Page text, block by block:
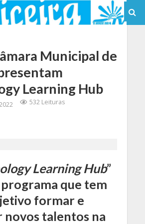
Municipal de
Learning Hub
532 Leituras
Learning Hub”
que tem
formar e
talentos na